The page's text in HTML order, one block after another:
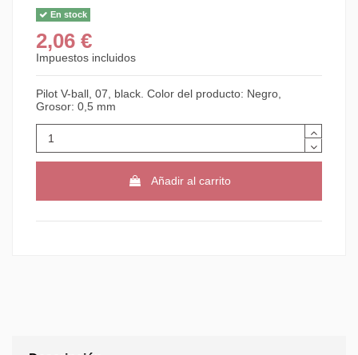
En stock
2,06 €
Impuestos incluidos
Pilot V-ball, 07, black. Color del producto: Negro,
Grosor: 0,5 mm
Añadir al carrito